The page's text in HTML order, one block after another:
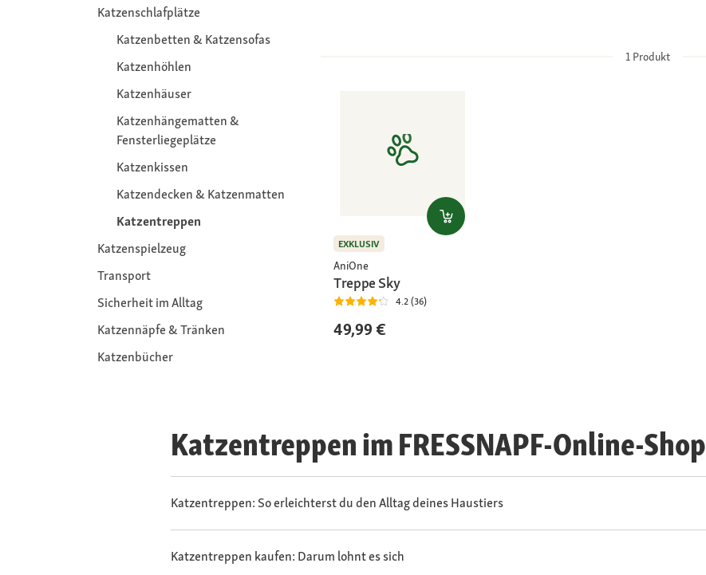
Katzenschlafplätze
Katzenbetten & Katzensofas
Katzenhöhlen
Katzenhäuser
Katzenhängematten &
Fensterliegeplätze
Katzenkissen
Katzendecken & Katzenmatten
Katzentreppen
Katzenspielzeug
Transport
Sicherheit im Alltag
Katzennäpfe & Tränken
Katzenbücher
1 Produkt
EXKLUSIV
AniOne
Treppe Sky
4.2 (36)
49,99 €
Katzentreppen im FRESSNAPF-Online-Shop
Katzentreppen: So erleichterst du den Alltag deines Haustiers
Katzentreppen kaufen: Darum lohnt es sich